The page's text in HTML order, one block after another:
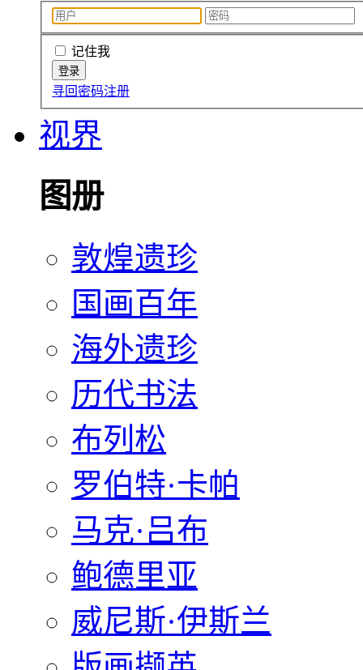
记住我
寻回密码注册
视界
图册
敦煌遗珍
国画百年
海外遗珍
历代书法
布列松
罗伯特·卡帕
马克·吕布
鲍德里亚
威尼斯·伊斯兰